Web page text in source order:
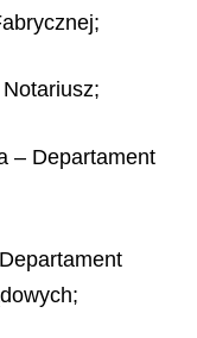
– Departament